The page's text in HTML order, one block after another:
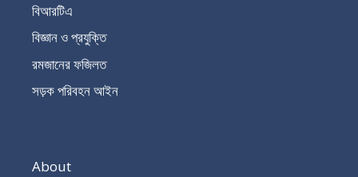
বিআরটিএ
বিজ্ঞান ও প্রযুক্তি
রমজানের ফজিলত
সড়ক পরিবহন আইন
About